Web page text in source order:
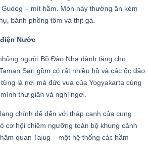
– mít hầm. Món này thường ăn kèm
bánh phồng tôm và thịt gà.
Nước
người Bồ Đào Nha dành tặng cho
Sari gồm có rất nhiều hồ và các ốc đảo
là nơi mà đức vua của Yogyakarta cùng
thư giãn và nghỉ ngơi.
chính để đến với tháp canh của cung
cơ hội chiêm ngưỡng toàn bộ khung cảnh
quan Tajug – một hệ thống các hầm